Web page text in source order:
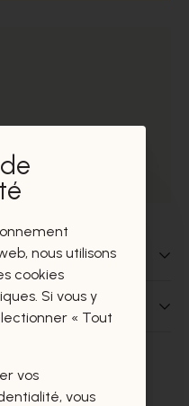
intéresseront
nous utilisons
cookies
Si vous y
« Tout
vos
vous